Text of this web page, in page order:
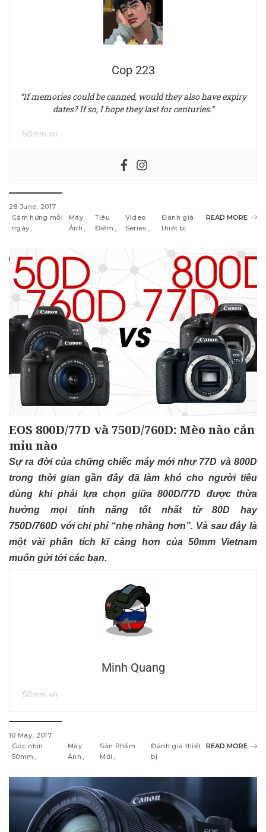
Cop 223
“If memories could be canned, would they also have expiry
dates? If so, I hope they last for centuries.”
50mm.vn
28 June, 2017
Cảm hứng mỗi
ngày
Máy
Ảnh
Tiêu
Điểm
Video
Series
Đánh giá
thiết bị
READ MORE
EOS 800D/77D và 750D/760D: Mèo nào cắn
mỉu nào
Sự ra đời của chững chiếc máy mới như 77D và 800D
trong thời gian gần đây đã làm khó cho người tiêu
dùng khi phải lựa chọn giữa 800D/77D được thừa
hưởng mọi tính năng tốt nhất từ 80D hay
750D/760D với chi phí “nhẹ nhàng hơn”. Và sau đây là
một vài phân tích kĩ càng hơn của 50mm Vietnam
muốn gửi tới các bạn.
Minh Quang
50mm.vn
10 May, 2017
Góc nhìn
50mm
Máy
Ảnh
Sản Phẩm
Mới
Đánh giá thiết
bị
READ MORE